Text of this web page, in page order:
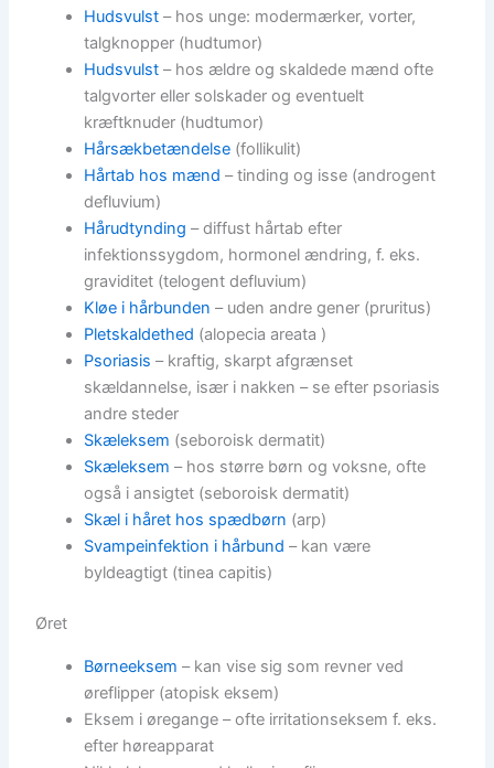
Hudsvulst – hos unge: modermærker, vorter,
talgknopper (hudtumor)
Hudsvulst – hos ældre og skaldede mænd ofte
talgvorter eller solskader og eventuelt
kræftknuder (hudtumor)
Hårsækbetændelse (follikulit)
Hårtab hos mænd– tinding og isse (androgent
defluvium)
Hårudtynding – diffust hårtab efter
infektionssygdom, hormonel ændring, f. eks.
graviditet (telogent defluvium)
Kløe i hårbunden – uden andre gener (pruritus)
Pletskaldethed (alopecia areata )
Psoriasis – kraftig, skarpt afgrænset
skældannelse, især i nakken – se efter psoriasis
andre steder
Skæleksem (seboroisk dermatit)
Skæleksem – hos større børn og voksne, ofte
også i ansigtet (seboroisk dermatit)
Skæl i håret hos spædbørn (arp)
Svampeinfektion i hårbund – kan være
byldeagtigt (tinea capitis)
Øret
Børneeksem – kan vise sig som revner ved
øreflipper (atopisk eksem)
Eksem i øregange – ofte irritationseksem f. eks.
efter høreapparat